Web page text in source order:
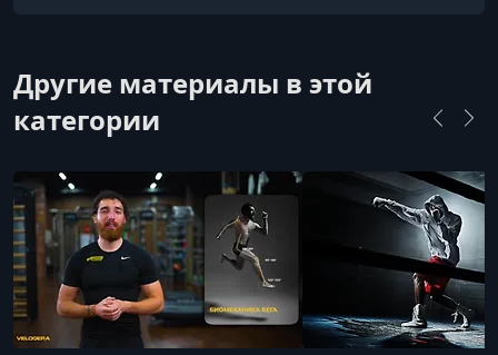
Другие материалы в этой
категории